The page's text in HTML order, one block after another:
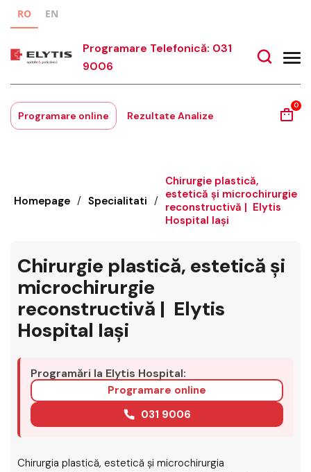
RO EN
Programare Telefonică: 031
9006
Programare online Rezultate Analize
0
Homepage / Specialitati /
Chirurgie plastică,
estetică și microchirurgie
reconstructivă | Elytis
Hospital Iași
Chirurgie plastică, estetică și
microchirurgie
reconstructivă | Elytis
Hospital Iași
Programări la Elytis Hospital:
Programare online
031 9006
Chirurgia plastică, estetică și microchirurgia